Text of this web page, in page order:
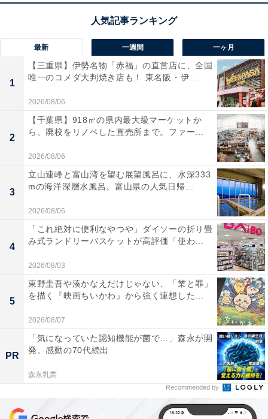
最新 一週間 一ヶ月
1
【三重県】伊勢名物「赤福」の直営店に、全国
唯一のコメダ大判焼き店も！ 東名阪・伊...
2026/08/06
2
【千葉県】918㎡の県内最大級マーケットか
ら、廃校をリノベした直売所まで。ファー...
2026/08/06
3
立山連峰と富山湾を望む展望風呂に、水深333
mの海洋深層水風呂。富山県の人気日帰...
2026/08/06
4
「これ絶対に便利なやつや」ダイソーの折り畳
み式ランドリーバスケットが高評価「使わ...
2026/08/03
5
東野圭吾や湊かなえだけじゃない、「業と罪」
を描く『映画ちいかわ』から強く連想した...
2026/08/07
PR
「気になっていた認知機能が菌で…」森永が開
発。感動の70代続出
森永乳業
Recommended by